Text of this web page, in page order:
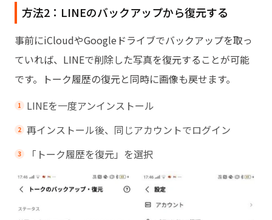
方法2：LINEのバックアップから復元する
事前にiCloudやGoogleドライブでバックアップを取っ
ていれば、LINEで削除した写真を復元することが可能
です。トーク履歴の復元と同時に画像も戻せます。
LINEを一度アンインストール
再インストール後、同じアカウントでログイン
「トーク履歴を復元」を選択